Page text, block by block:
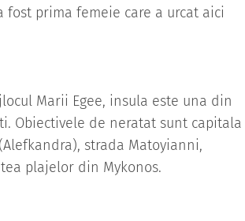
fost prima femeie care a urcat aici
Marii Egee, insula este una din
Obiectivele de neratat sunt capitala
strada Matoyianni,
plajelor din Mykonos.